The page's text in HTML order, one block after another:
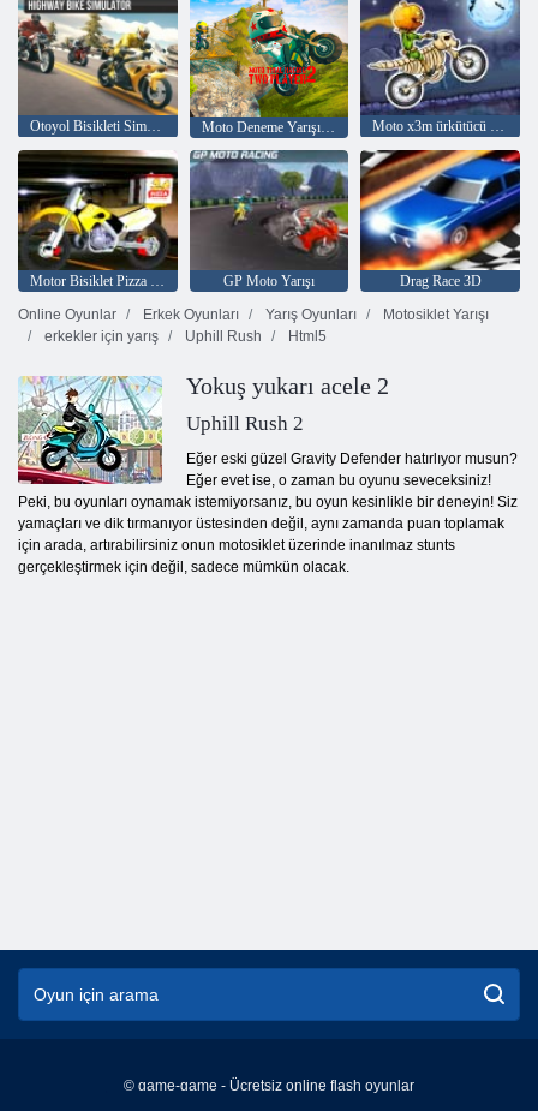
Otoyol Bisikleti Simülatörü Moto Deneme Yarışı 2: İki Oyuncu Moto x3m ürkütücü toprak
Motor Bisiklet Pizza Teslimat 2020 GP Moto Yarışı
Drag Race 3D
Online Oyunlar
Erkek Oyunları Yarış Oyunları
Motosiklet Yarışı
erkekler için yarış
Uphill Rush Html5
Yokuş yukarı acele 2
Uphill Rush 2
Eğer eski güzel Gravity Defender hatırlıyor musun?
Eğer evet ise, o zaman bu oyunu seveceksiniz!
Peki, bu oyunları oynamak istemiyorsanız, bu oyun kesinlikle bir deneyin! Siz
yamaçları ve dik tırmanıyor üstesinden değil, aynı zamanda puan toplamak
için arada, artırabilirsiniz onun motosiklet üzerinde inanılmaz stunts
gerçekleştirmek için değil, sadece mümkün olacak.
© game-game - Ücretsiz online flash oyunlar